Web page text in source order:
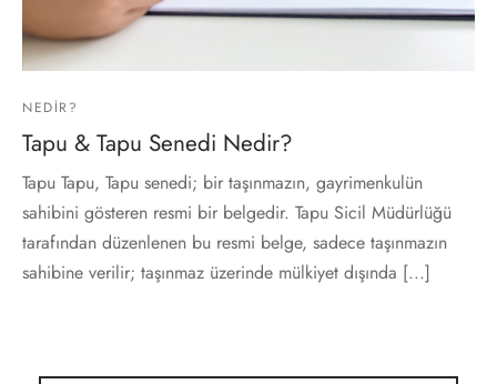
NEDIR?
Tapu & Tapu Senedi Nedir?
Tapu Tapu, Tapu senedi; bir taşınmazın, gayrimenkulün
sahibini gösteren resmi bir belgedir. Tapu Sicil Müdürlüğü
tarafından düzenlenen bu resmi belge, sadece taşınmazın
sahibine verilir; taşınmaz üzerinde mülkiyet dışında [...]